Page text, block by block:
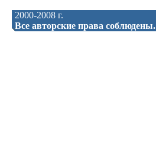
2000-2008 г.
Все авторские права соблюдены.